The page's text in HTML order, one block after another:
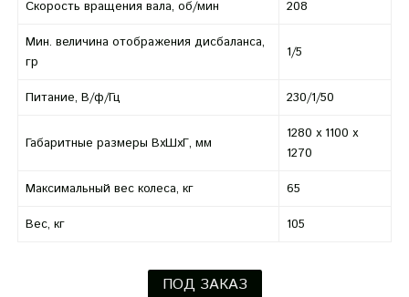
Скорость вращения вала, об/мин 208
Мин. величина отображения дисбаланса,
гр
1/5
Питание, В/ф/Гц 230/1/50
Габаритные размеры ВхШхГ, мм
1280 х 1100 х
1270
Максимальный вес колеса, кг 65
Вес, кг 105
ПОД ЗАКАЗ